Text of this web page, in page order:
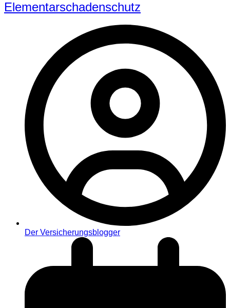
Elementarschadenschutz
Der Versicherungsblogger